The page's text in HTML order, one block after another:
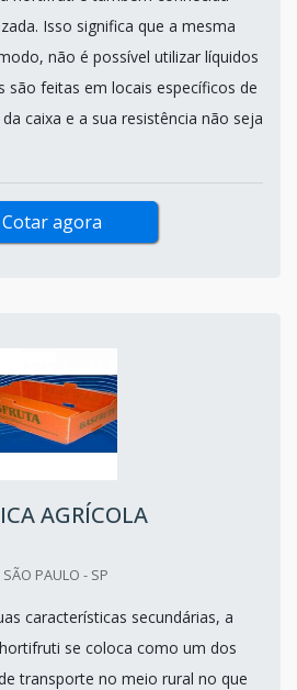
Isso significa que a mesma
não é possível utilizar líquidos
são feitas em locais específicos de
caixa e a sua resistência não seja
Cotar agora
AGRÍCOLA
PAULO - SP
características secundárias, a
se coloca como um dos
transporte no meio rural no que